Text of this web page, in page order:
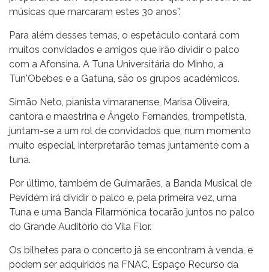
músicas que marcaram estes 30 anos”.
Para além desses temas, o espetáculo contará com
muitos convidados e amigos que irão dividir o palco
com a Afonsina. A Tuna Universitária do Minho, a
Tun'Obebes e a Gatuna, são os grupos académicos.
Simão Neto, pianista vimaranense, Marisa Oliveira,
cantora e maestrina e Ângelo Fernandes, trompetista,
juntam-se a um rol de convidados que, num momento
muito especial, interpretarão temas juntamente com a
tuna.
Por último, também de Guimarães, a Banda Musical de
Pevidém irá dividir o palco e, pela primeira vez, uma
Tuna e uma Banda Filarmónica tocarão juntos no palco
do Grande Auditório do Vila Flor.
Os bilhetes para o concerto já se encontram à venda, e
podem ser adquiridos na FNAC, Espaço Recurso da